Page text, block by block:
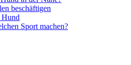
beschäftigen
Sport machen?